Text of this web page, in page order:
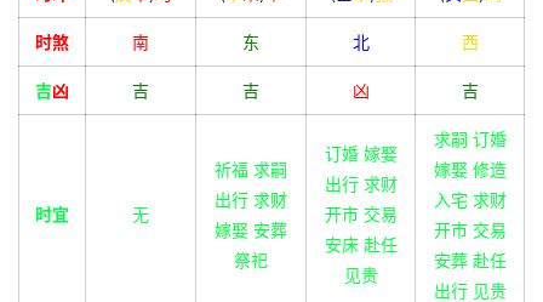
时煞 南 东 北 西
吉凶 吉 吉 凶 吉
时宜 无
祈福 求嗣
出行 求财
嫁娶 安葬
祭祀
订婚 嫁娶
出行 求财
开市 交易
安床 赴任
见贵
求嗣 订婚
嫁娶 修造
入宅 求财
开市 交易
安葬 赴任
出行 见贵